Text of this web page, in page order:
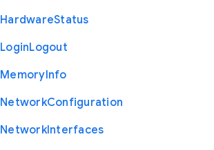
HardwareStatus
LoginLogout
MemoryInfo
NetworkConfiguration
NetworkInterfaces